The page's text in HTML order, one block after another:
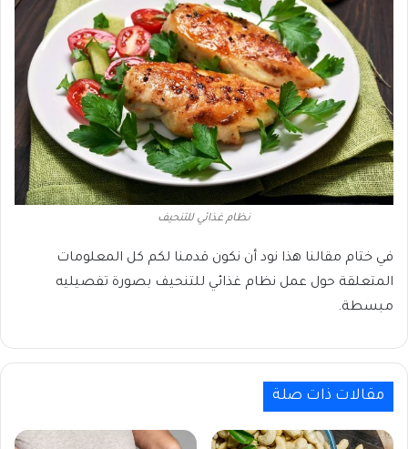
نظام غذائي للتنحيف
في ختام مقالنا هذا نود أن نكون قدمنا لكم كل المعلومات
المتعلقة حول عمل نظام غذائي للتنحيف بصورة تفصيليه
مبسطة.
مقالات ذات صلة